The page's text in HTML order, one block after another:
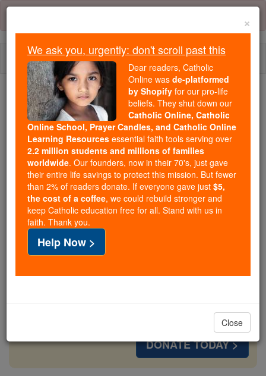
Skip
content
Because of You, 2.2 Million
Students Are Being Formed in the
Faith
Because of generous supporters like you,
Catholic Online School has already delivered
free, faithful Catholic education to over 2.2
million students across 193 countries. In an age
of noise and algorithms, you are helping form
souls with truth, prayer, Scripture, and Christ.
If everyone who reads this gave just $5 — the
free for all. Be Courageous. Be Catholic. Stand
DONATE TODAY >
×
We ask you, urgently: don't scroll past this
Dear readers, Catholic
Online was de-platformed
by Shopify for our pro-life
beliefs. They shut down our
Catholic Online, Catholic
Online School, Prayer Candles, and Catholic Online
Learning Resources essential faith tools serving over
2.2 million students and millions of families
worldwide. Our founders, now in their 70's, just gave
their entire life savings to protect this mission. But fewer
than 2% of readers donate. If everyone gave just $5,
the cost of a coffee, we could rebuild stronger and
keep Catholic education free for all. Stand with us in
faith. Thank you.
Help Now >
Close